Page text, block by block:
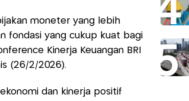
moneter yang lebih
fondasi yang cukup kuat bagi
Kinerja Keuangan BRI
(26/2/2026).
dan kinerja positif